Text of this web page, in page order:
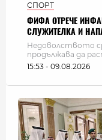
СПОРТ
ФИФА ОТРЕЧЕ
СЛУЖИТЕЛКА И
Недоволството
продължава да
15:53 - 09.08.2026